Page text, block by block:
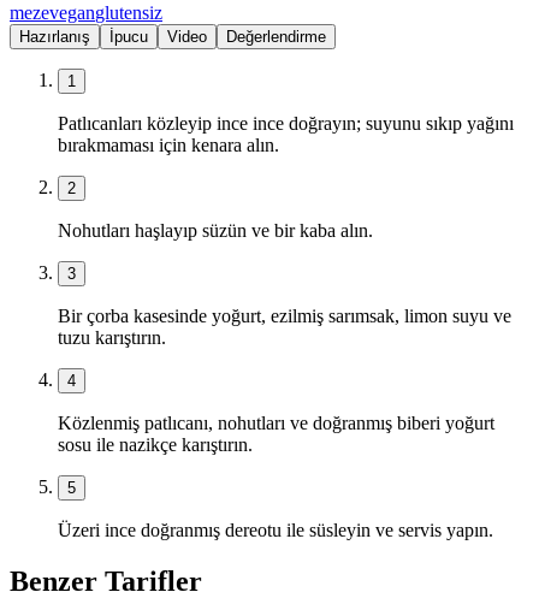
mezeveganglutensiz
Hazırlanış İpucu Video Değerlendirme
1
Patlıcanları közleyip ince ince doğrayın; suyunu sıkıp yağını
bırakmaması için kenara alın.
2
Nohutları haşlayıp süzün ve bir kaba alın.
3
Bir çorba kasesinde yoğurt, ezilmiş sarımsak, limon suyu ve
tuzu karıştırın.
4
Közlenmiş patlıcanı, nohutları ve doğranmış biberi yoğurt
sosu ile nazikçe karıştırın.
5
Üzeri ince doğranmış dereotu ile süsleyin ve servis yapın.
Benzer Tarifler